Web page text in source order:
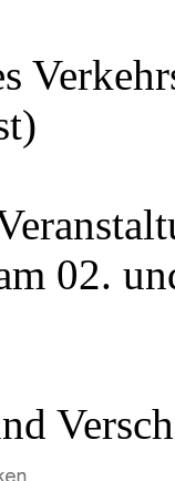
02.